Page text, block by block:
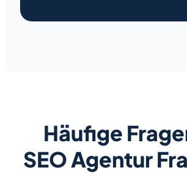
Häufige
SEO Agentur